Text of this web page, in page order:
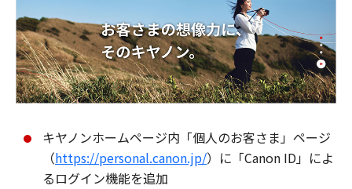
キヤノンホームページ内「個人のお客さま」ページ
（https://personal.canon.jp/）に「Canon ID」によ
るログイン機能を追加